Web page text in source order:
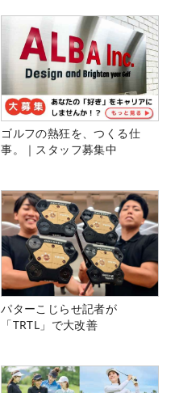
ゴルフの熱狂を、つくる仕
事。｜スタッフ募集中
パターこじらせ記者が
「TRTL」で大改善